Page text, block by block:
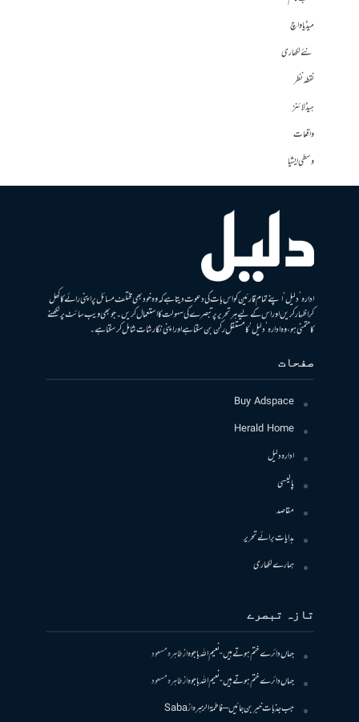
میڈیا واچ
نئے لکھاری
نقطہ نظر
ہیڈلائنز
واقعات
وسطی ایشیا
ادارہ ’دلیل‘ اپنے تمام قارئین کو اس بات کی دعوت دیتا ہے کہ وہ خود بھی مختلف مسائل پر اپنی رائے کا کھل
کر اظہار کریں اور اس کے لیے ہر تحریر پر تبصرے کی سہولت کا استعمال کریں۔ جو بھی ویب سائٹ پر لکھنے
کا متمنی ہو، وہ ادارہ ’دلیل‘ کا مستقل رکن بن سکتا ہے اور اپنی نگارشات شامل کرسکتا ہے۔
صفحات
Buy Adspace
Herald Home
ادارہ دلیل
پالیسی
مقاصد
ہدایات برائے تحریر
ہمارے لکھاری
تازہ تبصرے
جہاں دائرے ختم ہوتے ہیں- نعیم اللہ باجوہازطاہرہ مسعود
جہاں دائرے ختم ہوتے ہیں- نعیم اللہ باجوہازطاہرہ مسعود
جب جذبات خبر بن جائیں – فاطمۃالزہرہازSaba